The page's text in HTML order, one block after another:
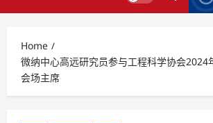
Home
微纳中心高远研究员参与工程科学协会2024
会场主席